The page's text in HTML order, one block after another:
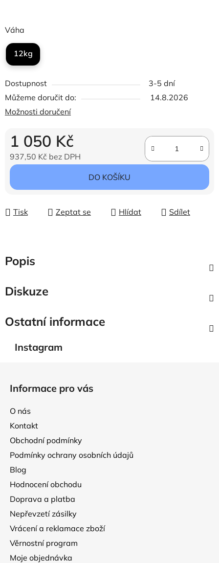
Váha
12kg
Dostupnost
3-5 dní
Můžeme doručit do:
14.8.2026
Možnosti doručení
1 050 Kč
937,50 Kč bez DPH
Měrná cena:
DO KOŠÍKU
Tisk Zeptat se Hlídat Sdílet
Popis
Diskuze
Ostatní informace
Instagram
Informace pro vás
O nás
Kontakt
Obchodní podmínky
Podmínky ochrany osobních údajů
Blog
Hodnocení obchodu
Doprava a platba
Nepřevzetí zásilky
Vrácení a reklamace zboží
Věrnostní program
Moje objednávka